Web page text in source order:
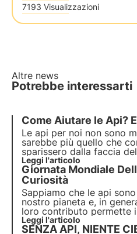
7193 Visualizzazioni
Altre news
Potrebbe interessarti
Come Aiutare le Api?
Le api per noi non sono
sarebbe più quello che
sparissero dalla faccia
come impollinatori a 360
all'intera catena
instancabile saremmo
Leggi l'articolo
Giornata Mondiale
Curiosità
Sappiamo che le api
nostro pianeta e, in
loro contributo permette
biodiversità, degli
avere sulle nostre tavole
Leggi l'articolo
SENZA API, NIENTE